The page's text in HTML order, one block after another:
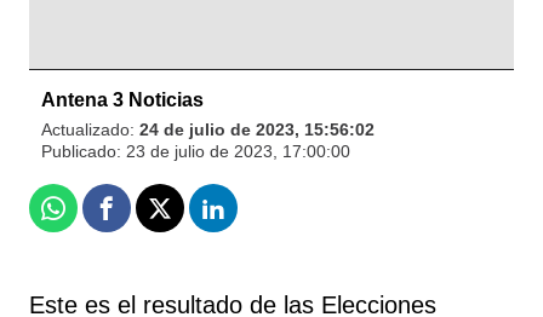
Antena 3 Noticias
Actualizado: 24 de julio de 2023, 15:56:02
Publicado: 23 de julio de 2023, 17:00:00
WhatsappFacebook
X Linkedin
Este es el resultado de las Elecciones